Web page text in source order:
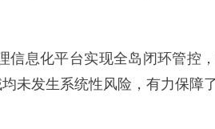
息化平台实现全岛闭环管控
未发生系统性风险，有力保障